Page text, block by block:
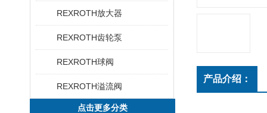
REXROTH放大器
REXROTH齿轮泵
REXROTH球阀
REXROTH溢流阀
点击更多分类
产品介绍：